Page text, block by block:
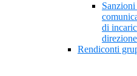
di
Rendiconti